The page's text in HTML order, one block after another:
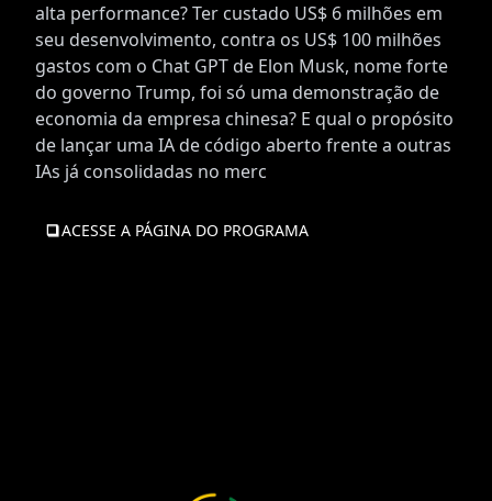
alta performance? Ter custado US$ 6 milhões em
seu desenvolvimento, contra os US$ 100 milhões
gastos com o Chat GPT de Elon Musk, nome forte
do governo Trump, foi só uma demonstração de
economia da empresa chinesa? E qual o propósito
de lançar uma IA de código aberto frente a outras
IAs já consolidadas no merc
ACESSE A PÁGINA DO PROGRAMA